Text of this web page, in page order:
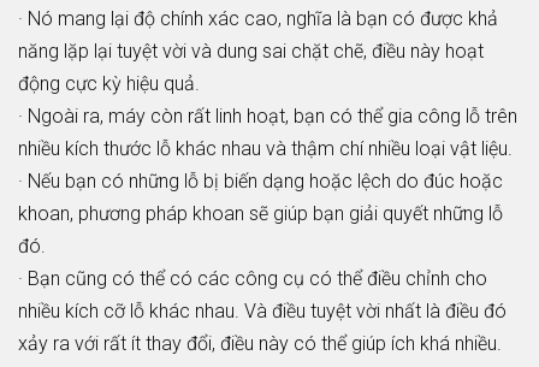
· Nó mang lại độ chính xác cao, nghĩa là bạn có được khả
năng lặp lại tuyệt vời và dung sai chặt chẽ, điều này hoạt
động cực kỳ hiệu quả.
· Ngoài ra, máy còn rất linh hoạt, bạn có thể gia công lỗ trên
nhiều kích thước lỗ khác nhau và thậm chí nhiều loại vật liệu.
· Nếu bạn có những lỗ bị biến dạng hoặc lệch do đúc hoặc
khoan, phương pháp khoan sẽ giúp bạn giải quyết những lỗ
đó.
· Bạn cũng có thể có các công cụ có thể điều chỉnh cho
nhiều kích cỡ lỗ khác nhau. Và điều tuyệt vời nhất là điều đó
xảy ra với rất ít thay đổi, điều này có thể giúp ích khá nhiều.